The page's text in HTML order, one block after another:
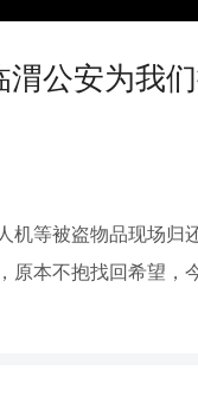
公安为我
机等被盗物品现场归
原本不抱找回希望，